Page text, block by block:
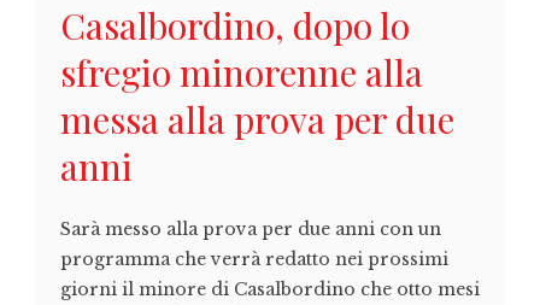
Casalbordino, dopo lo
sfregio minorenne alla
messa alla prova per due
anni
Sarà messo alla prova per due anni con un
programma che verrà redatto nei prossimi
giorni il minore di Casalbordino che otto mesi